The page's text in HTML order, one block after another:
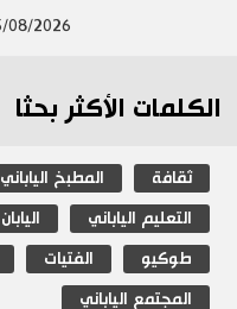
08/2026
الكلمات الأكثر بحثا
ثقافة المطبخ الياباني
التعليم الياباني اليابان
طوكيو الفتيات
المجتمع الياباني